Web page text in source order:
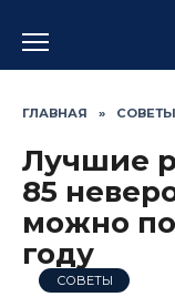
содержанию
ГЛАВНАЯ » СОВЕТЫ
Лучшие
85
можно
году
СОВЕТЫ